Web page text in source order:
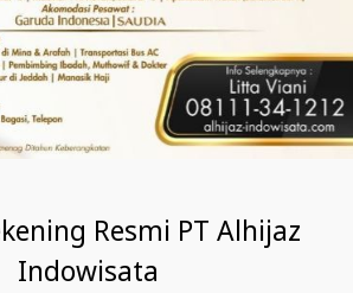
Resmi PT Alhijaz
Indowisata